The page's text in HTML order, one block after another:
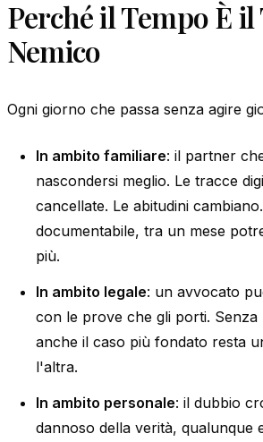
Perché il Tempo È il
Nemico
Ogni giorno che passa senza agire
In ambito familiare: il partner
nascondersi meglio. Le tracce
cancellate. Le abitudini
documentabile, tra un mese
più.
In ambito legale: un avvocato
con le prove che gli porti.
anche il caso più fondato resta
l'altra.
In ambito personale: il dubbio
dannoso della verità, qualunque